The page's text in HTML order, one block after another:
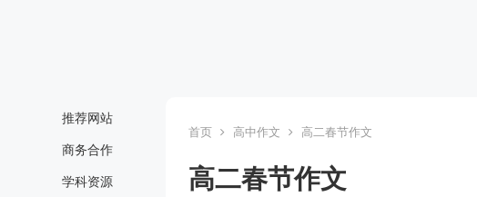
推荐网站
商务合作
学科资源
首页 高中作文 高二春节作文
高二春节作文